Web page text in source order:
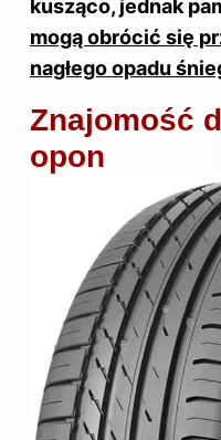
kusząco, jednak
mogą obrócić się
nagłego opadu
Znajomość
opon